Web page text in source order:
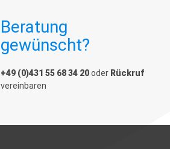
Beratung
gewünscht?
+49 (0)431 55 68 34 20oder Rückruf
vereinbaren